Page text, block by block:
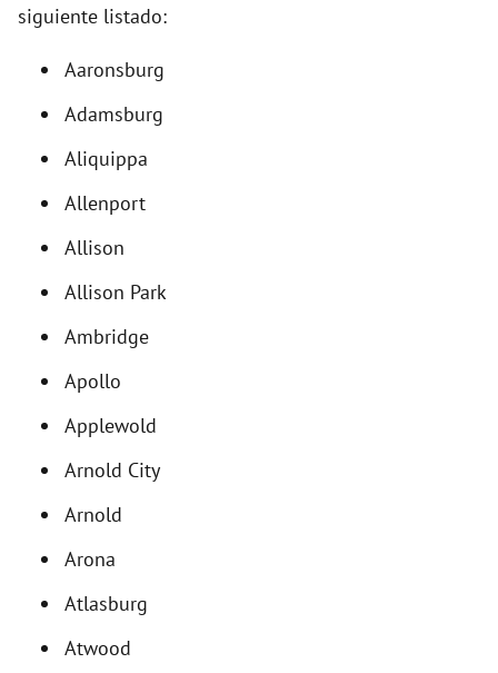
siguiente listado:
Aaronsburg
Adamsburg
Aliquippa
Allenport
Allison
Allison Park
Ambridge
Apollo
Applewold
Arnold City
Arnold
Arona
Atlasburg
Atwood